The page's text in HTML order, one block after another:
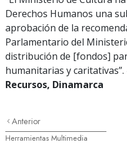
Derechos Humanos una
aprobación de la
Parlamentario del
distribución de [fondos]
humanitarias y caritativas”.
Recursos, Dinamarca
Anterior
Herramientas Multimedia